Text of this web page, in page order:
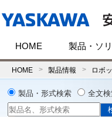
HOME 製品・ソ
HOME 製品情報 ロボ
製品・形式検索 全文